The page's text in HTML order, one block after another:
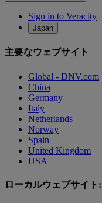
Sign in to Veracity
Japan
主要なウェブサイト
Global - DNV.com
China
Germany
Italy
Netherlands
Norway
Spain
United Kingdom
USA
ローカルウェブサイト: